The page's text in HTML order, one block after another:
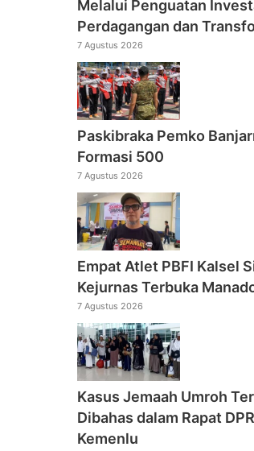
Melalui Penguatan
Perdagangan dan
7 Agustus 2026
Paskibraka Pemko
Formasi 500
7 Agustus 2026
Empat Atlet PBFI Kalsel
Kejurnas Terbuka
7 Agustus 2026
Kasus Jemaah Umroh
Dibahas dalam Rapat
Kemenlu